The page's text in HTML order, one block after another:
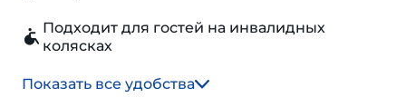
Подходит для гостей на инвалидных
колясках
Показать все удобства